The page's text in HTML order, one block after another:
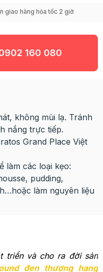
giao hàng hỏa tốc 2 giờ
160 080
không mùi lạ. Tránh
nắng trực tiếp.
Grand Place Việt
làm các loại kẹo:
pudding,
làm nguyên liệu
triển và cho ra đời sản
đen thượng hạng